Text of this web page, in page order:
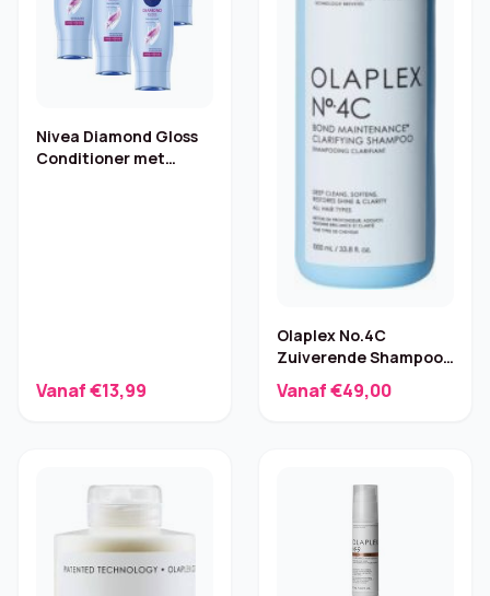
Nivea Diamond Gloss
Conditioner met
Vanaf €13,99
Olaplex No.4C
Zuiverende Shampoo
– 1000 ml
Vanaf €49,00